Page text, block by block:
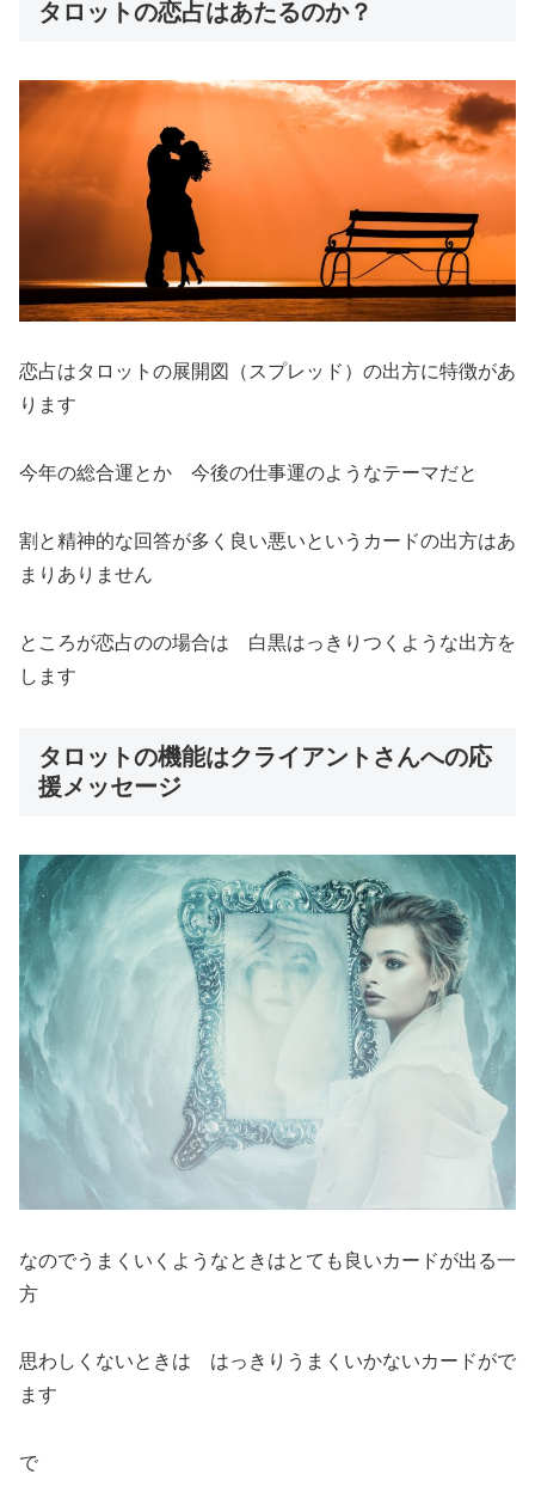
タロットの恋占はあたるのか？
恋占はタロットの展開図（スプレッド）の出方に特徴があ
ります
今年の総合運とか 今後の仕事運のようなテーマだと
割と精神的な回答が多く良い悪いというカードの出方はあ
まりありません
ところが恋占のの場合は 白黒はっきりつくような出方を
します
タロットの機能はクライアントさんへの応
援メッセージ
なのでうまくいくようなときはとても良いカードが出る一
方
思わしくないときは はっきりうまくいかないカードがで
ます
で